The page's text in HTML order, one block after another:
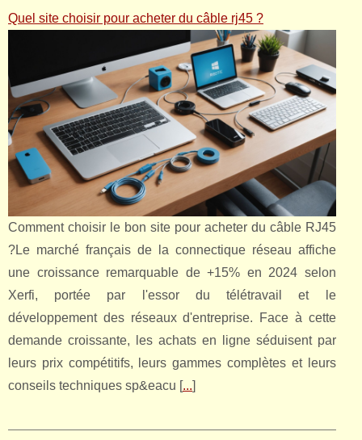
Quel site choisir pour acheter du câble rj45 ?
Comment choisir le bon site pour acheter du câble RJ45
?Le marché français de la connectique réseau affiche
une croissance remarquable de +15% en 2024 selon
Xerfi, portée par l'essor du télétravail et le
développement des réseaux d'entreprise. Face à cette
demande croissante, les achats en ligne séduisent par
leurs prix compétitifs, leurs gammes complètes et leurs
conseils techniques sp&eacu [...]